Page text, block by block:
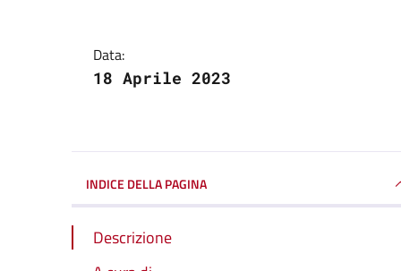
Data:
18 Aprile 2023
INDICE DELLA PAGINA
Descrizione